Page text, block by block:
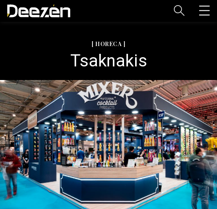
[ HORECA ]
Tsaknakis